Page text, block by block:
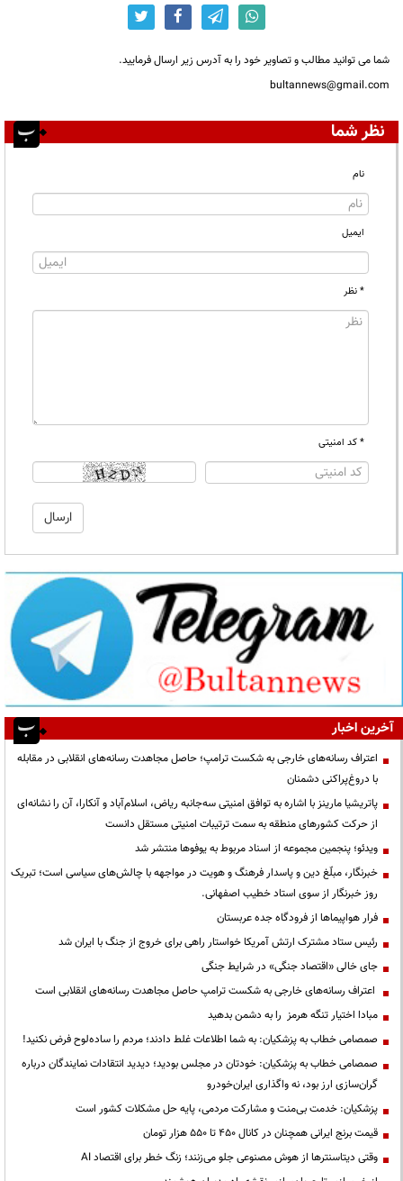
شما می توانید مطالب و تصاویر خود را به آدرس زیر ارسال فرمایید.
bultannews@gmail.com
نظر شما
نام
ایمیل
* نظر
* کد امنیتی
آخرین اخبار
اعتراف رسانه‌های خارجی به شکست ترامپ؛ حاصل مجاهدت رسانه‌های انقلابی در مقابله
با دروغ‌پراکنی دشمنان
پاتریشیا مارینز با اشاره به توافق امنیتی سه‌جانبه ریاض، اسلام‌آباد و آنکارا، آن را نشانه‌ای
از حرکت کشورهای منطقه به سمت ترتیبات امنیتی مستقل دانست
ویدئو؛ پنجمین مجموعه از اسناد مربوط به یوفوها منتشر شد
خبرنگار، مبلّغ دین و پاسدار فرهنگ و هویت در مواجهه با چالش‌های سیاسی است؛ تبریک
روز خبرنگار از سوی استاد خطیب اصفهانی.
فرار هواپیماها از فرودگاه جده عربستان
رئیس ستاد مشترک ارتش آمریکا خواستار راهی برای خروج از جنگ با ایران شد
جای خالی «اقتصاد جنگی» در شرایط جنگی
اعتراف رسانه‌های خارجی به شکست ترامپ حاصل مجاهدت رسانه‌های انقلابی است
مبادا اختیار تنگه هرمز را به دشمن بدهید
صمصامی خطاب به پزشکیان: به شما اطلاعات غلط دادند؛ مردم را ساده‌لوح فرض نکنید!
صمصامی خطاب به پزشکیان: خودتان در مجلس بودید؛ دیدید انتقادات نمایندگان درباره
گران‌سازی ارز بود، نه واگذاری ایران‌خودرو
پزشکیان: خدمت بی‌منت و مشارکت مردمی، پایه حل مشکلات کشور است
قیمت‌ برنج ایرانی همچنان در کانال ۴۵۰ تا ۵۵۰ هزار تومان
وقتی دیتاسنترها از هوش مصنوعی جلو می‌زنند؛ زنگ خطر برای اقتصاد AI